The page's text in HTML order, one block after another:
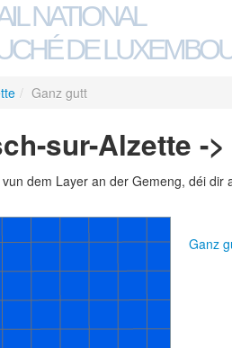
NATIONAL
DE
/ Ganz gutt
sur-Alzette -
dem Layer an der Gemeng, déi
Ganz